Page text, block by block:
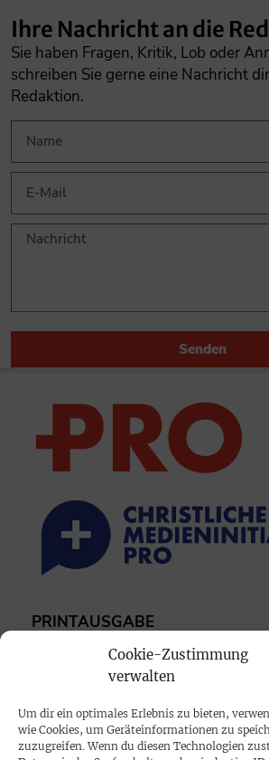
Cookie-Zustimmung
verwalten
Um dir ein optimales Erlebnis zu bieten,
wie Cookies, um Geräteinformationen zu
zuzugreifen. Wenn du diesen Technologien
Ihre Nachricht an die
Sie haben Fragen, Kritik, Lob oder
schreiben Sie gerne eine Nachricht
Redaktion.
Senden
PRINTAUSGABE
Mediadaten
Impressum